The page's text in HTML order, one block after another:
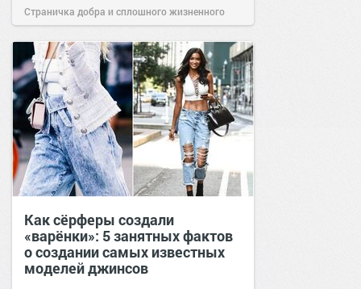
Страничка добра и сплошного жизненного
позитива!10:38Сегодня
Как сёрферы создали
«варёнки»: 5 занятных фактов
о создании самых известных
моделей джинсов